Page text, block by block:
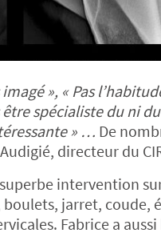
», « Pas
spécialiste du ni
» … De
directeur du
intervention
boulets, jarret,
Fabrice a